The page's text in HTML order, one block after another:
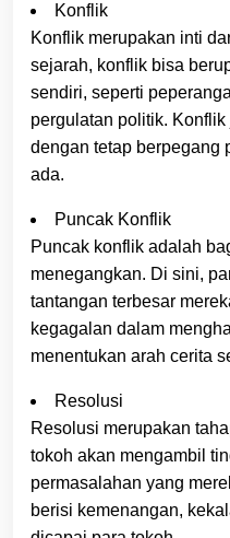
Konflik
Konflik merupakan inti
sejarah, konflik bisa
sendiri, seperti
pergulatan politik.
dengan tetap berpegang
ada.
Puncak Konflik
Puncak konflik adalah
menegangkan. Di sini,
tantangan terbesar
kegagalan dalam
menentukan arah cerita
Resolusi
Resolusi merupakan
tokoh akan mengambil
permasalahan yang
berisi kemenangan,